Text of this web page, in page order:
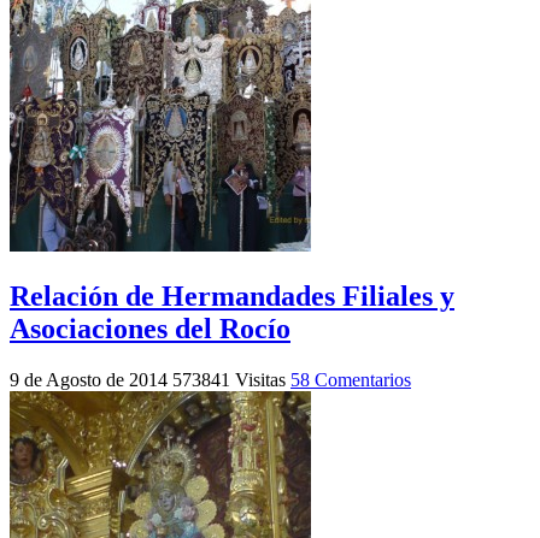
Relación de Hermandades Filiales y
Asociaciones del Rocío
9 de Agosto de 2014 573841 Visitas 58 Comentarios